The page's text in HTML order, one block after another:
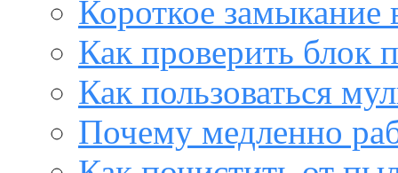
Короткое замыкание
Как проверить блок
Как пользоваться
Почему медленно